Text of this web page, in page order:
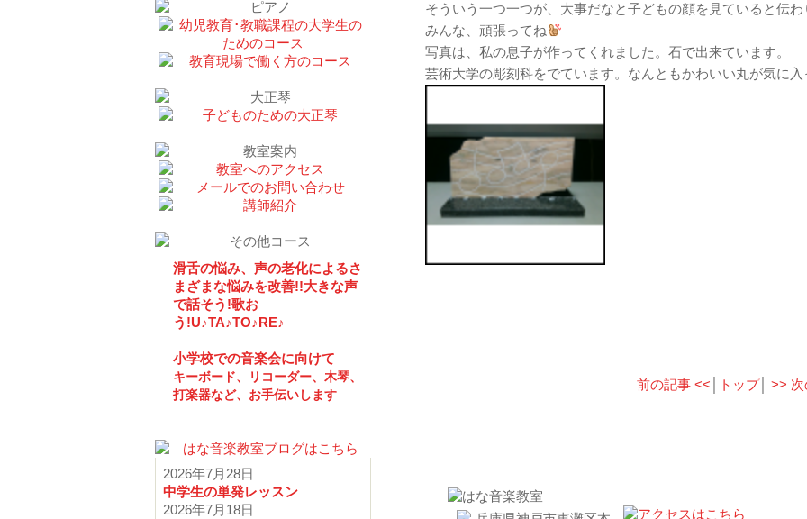
滑舌の悩み、声の老化によるさ
まざまな悩みを改善!!大きな声
で話そう!歌お
う!U♪TA♪TO♪RE♪
小学校での音楽会に向けて
キーボード、リコーダー、木琴、
打楽器など、お手伝いします
2026年7月28日
中学生の単発レッスン
2026年7月18日
そういう一つ一つが、大事だなと子どもの顔を見ていると伝
みんな、頑張ってね
写真は、私の息子が作ってくれました。石で出来ています。
芸術大学の彫刻科をでています。なんともかわいい丸が気に
前の記事 << トップ│ >> 次